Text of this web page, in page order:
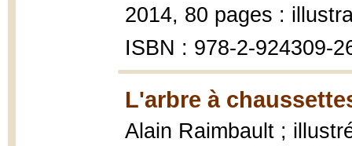
2014, 80 pages :
ISBN : 978-2-924309-
L'arbre à
Alain Raimbault ;